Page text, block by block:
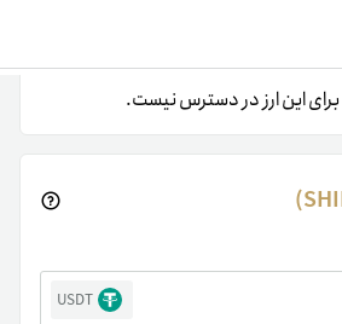
این ارز در دسترس نیست.
USDT